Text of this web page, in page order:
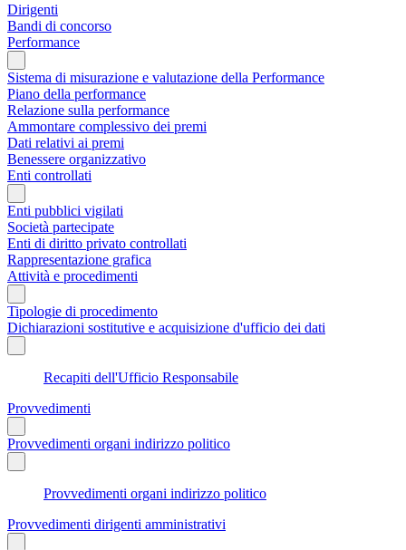
Dirigenti
Bandi di concorso
Performance
Sistema di misurazione e valutazione della Performance
Piano della performance
Relazione sulla performance
Ammontare complessivo dei premi
Dati relativi ai premi
Benessere organizzativo
Enti controllati
Enti pubblici vigilati
Società partecipate
Enti di diritto privato controllati
Rappresentazione grafica
Attività e procedimenti
Tipologie di procedimento
Dichiarazioni sostitutive e acquisizione d'ufficio dei dati
Recapiti dell'Ufficio Responsabile
Provvedimenti
Provvedimenti organi indirizzo politico
Provvedimenti organi indirizzo politico
Provvedimenti dirigenti amministrativi